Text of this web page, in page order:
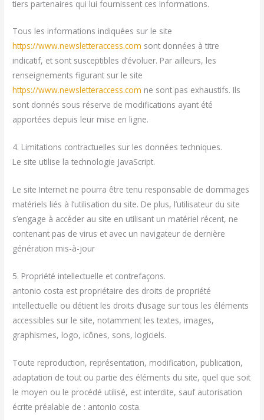
tiers partenaires qui lui fournissent ces informations.
Tous les informations indiquées sur le site
https://www.newsletteraccess.com sont données à titre
indicatif, et sont susceptibles d’évoluer. Par ailleurs, les
renseignements figurant sur le site
https://www.newsletteraccess.com ne sont pas exhaustifs. Ils
sont donnés sous réserve de modifications ayant été
apportées depuis leur mise en ligne.
4. Limitations contractuelles sur les données techniques.
Le site utilise la technologie JavaScript.
Le site Internet ne pourra être tenu responsable de dommages
matériels liés à l’utilisation du site. De plus, l’utilisateur du site
s’engage à accéder au site en utilisant un matériel récent, ne
contenant pas de virus et avec un navigateur de dernière
génération mis-à-jour
5. Propriété intellectuelle et contrefaçons.
antonio costa est propriétaire des droits de propriété
intellectuelle ou détient les droits d’usage sur tous les éléments
accessibles sur le site, notamment les textes, images,
graphismes, logo, icônes, sons, logiciels.
Toute reproduction, représentation, modification, publication,
adaptation de tout ou partie des éléments du site, quel que soit
le moyen ou le procédé utilisé, est interdite, sauf autorisation
écrite préalable de : antonio costa.